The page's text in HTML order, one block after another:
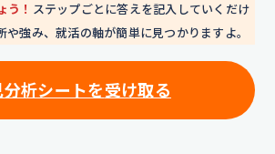
う！ ステップごとに答えを記入していくだけ
や強み、就活の軸が簡単に見つかりますよ。
分析シートを受け取る